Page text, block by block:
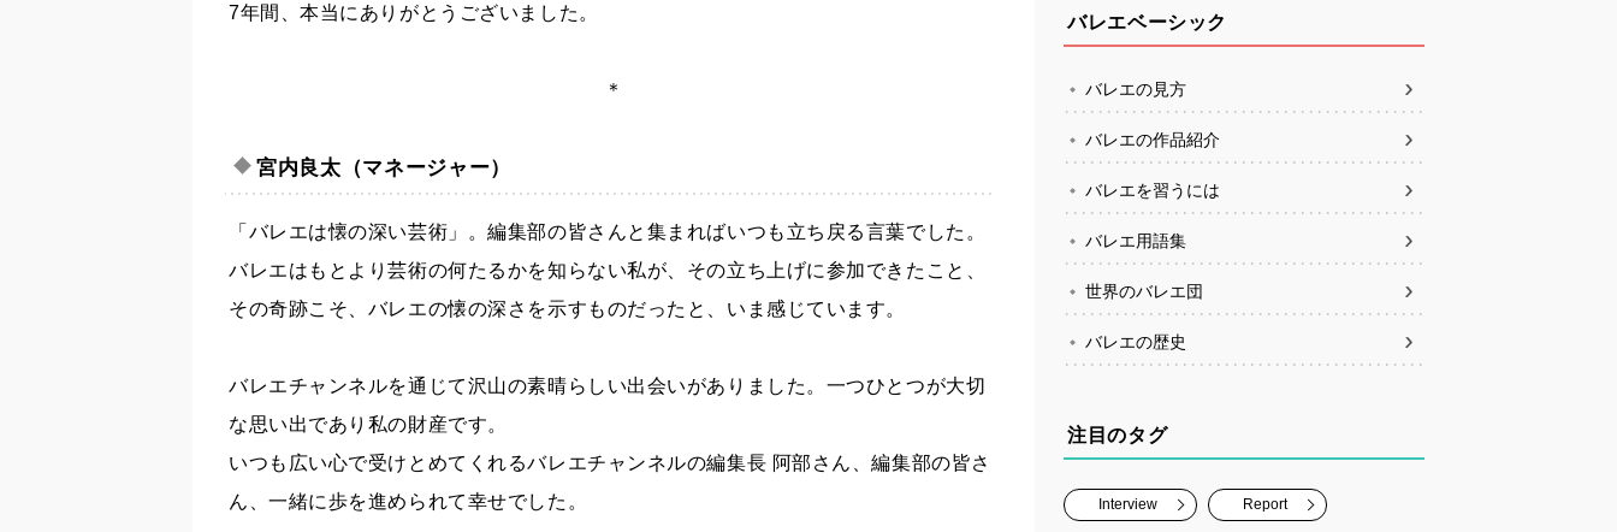
7年間、本当にありがとうございました。
＊
宮内良太（マネージャー）
「バレエは懐の深い芸術」。編集部の皆さんと集まればいつも立ち戻る言葉でした。
バレエはもとより芸術の何たるかを知らない私が、その立ち上げに参加できたこと、
その奇跡こそ、バレエの懐の深さを示すものだったと、いま感じています。
バレエチャンネルを通じて沢山の素晴らしい出会いがありました。一つひとつが大切
な思い出であり私の財産です。
いつも広い心で受けとめてくれるバレエチャンネルの編集長 阿部さん、編集部の皆さ
ん、一緒に歩を進められて幸せでした。
バレエベーシック
バレエの見方
バレエの作品紹介
バレエを習うには
バレエ用語集
世界のバレエ団
バレエの歴史
注目のタグ
Interview Report